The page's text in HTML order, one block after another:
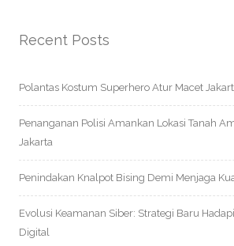
Recent Posts
Polantas Kostum Superhero Atur Macet
Penanganan Polisi Amankan Lokasi Tanah
Jakarta
Penindakan Knalpot Bising Demi Menjaga
Evolusi Keamanan Siber: Strategi Baru
Digital